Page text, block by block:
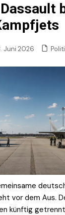
Juni 2026
vor dem Aus.
künftig